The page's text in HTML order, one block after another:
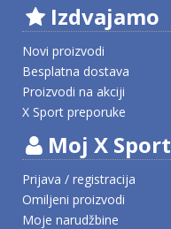
Izdvajamo
Novi proizvodi
Besplatna dostava
Proizvodi na akciji
X Sport preporuke
Moj X Sport
Prijava / registracija
Omiljeni proizvodi
Moje narudžbine